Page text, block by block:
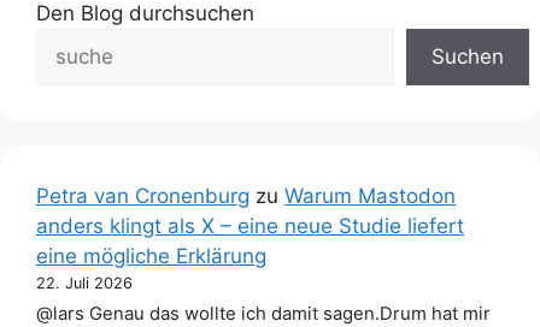
Den Blog durchsuchen
Suchen
Petra van Cronenburg zu Warum Mastodon
anders klingt als X – eine neue Studie liefert
eine mögliche Erklärung
22. Juli 2026
@lars Genau das wollte ich damit sagen.Drum hat mir